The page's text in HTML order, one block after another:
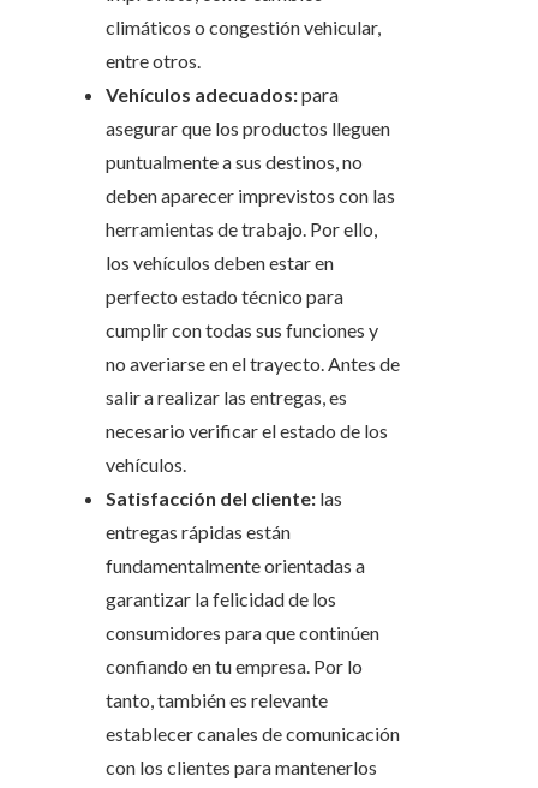
climáticos o congestión vehicular,
entre otros.
Vehículos adecuados:para
asegurar que los productos lleguen
puntualmente a sus destinos, no
deben aparecer imprevistos con las
herramientas de trabajo. Por ello,
los vehículos deben estar en
perfecto estado técnico para
cumplir con todas sus funciones y
no averiarse en el trayecto. Antes de
salir a realizar las entregas, es
necesario verificar el estado de los
vehículos.
Satisfacción del cliente: las
entregas rápidas están
fundamentalmente orientadas a
garantizar la felicidad de los
consumidores para que continúen
confiando en tu empresa. Por lo
tanto, también es relevante
establecer canales de comunicación
con los clientes para mantenerlos